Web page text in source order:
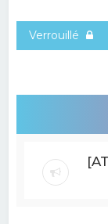
Verrouillé